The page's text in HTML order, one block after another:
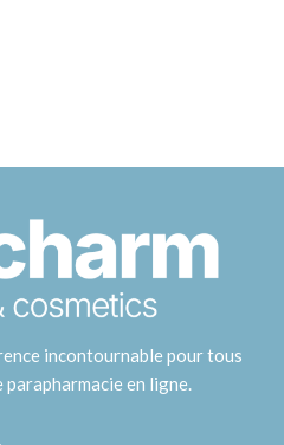
incontournable pour tous
en ligne.